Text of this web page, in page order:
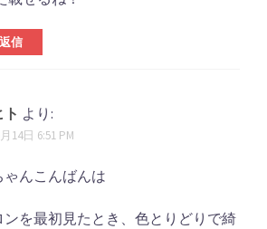
返信
より:
14日 6:51 PM
ゃんこんばんは
ンを最初見たとき、色とりどりで綺